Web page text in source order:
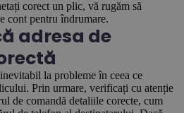
corect un plic, vă rugăm să
cont pentru îndrumare.
adresa de
la probleme în ceea ce
Prin urmare, verificați cu atenție
de comandă detaliile corecte, cum